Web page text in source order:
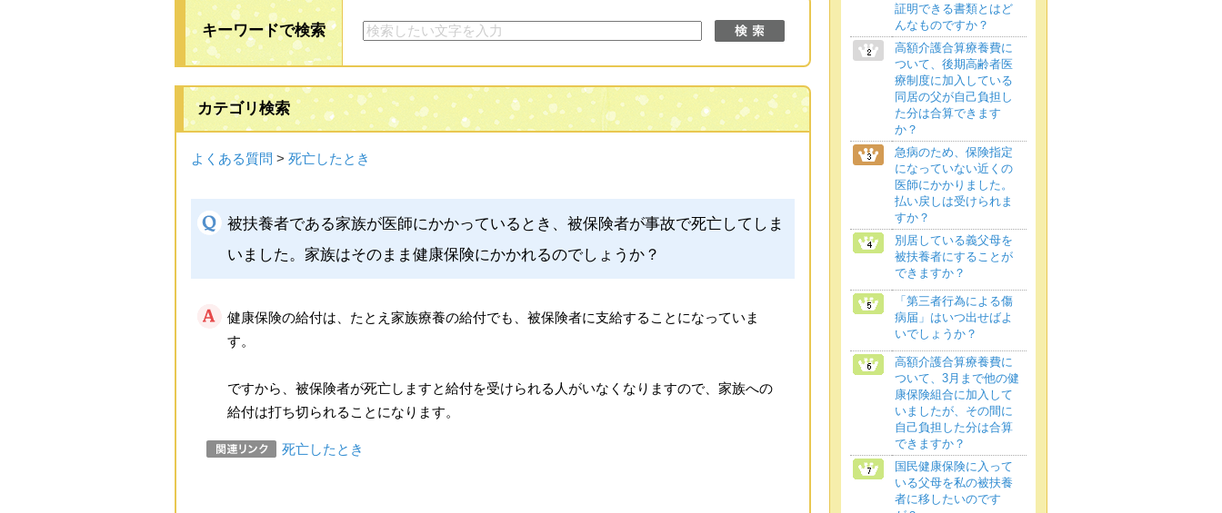
キーワードで検索
カテゴリ検索
よくある質問 > 死亡したとき
被扶養者である家族が医師にかかっているとき、被保険者が事故で死亡してしま
いました。家族はそのまま健康保険にかかれるのでしょうか？
健康保険の給付は、たとえ家族療養の給付でも、被保険者に支給することになっていま
す。
ですから、被保険者が死亡しますと給付を受けられる人がいなくなりますので、家族への
給付は打ち切られることになります。
死亡したとき
証明できる書類とはど
んなものですか？
高額介護合算療養費に
ついて、後期高齢者医
療制度に加入している
同居の父が自己負担し
た分は合算できます
か？
急病のため、保険指定
になっていない近くの
医師にかかりました。
払い戻しは受けられま
すか？
別居している義父母を
被扶養者にすることが
できますか？
「第三者行為による傷
病届」はいつ出せばよ
いでしょうか？
高額介護合算療養費に
ついて、3月まで他の健
康保険組合に加入して
いましたが、その間に
自己負担した分は合算
できますか？
国民健康保険に入って
いる父母を私の被扶養
者に移したいのです